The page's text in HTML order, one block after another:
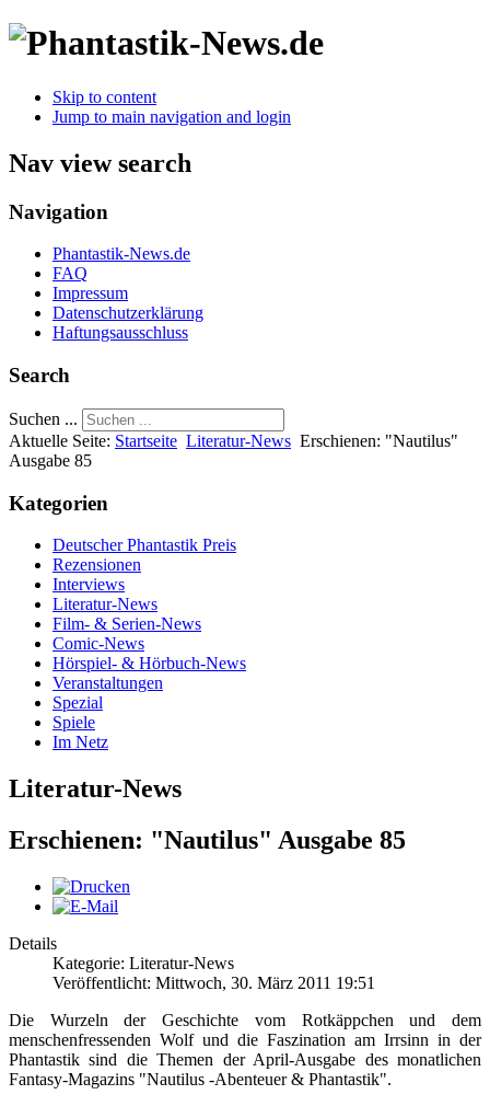
Skip to content
Jump to main navigation and login
Nav view search
Navigation
Phantastik-News.de
FAQ
Impressum
Datenschutzerklärung
Haftungsausschluss
Search
Suchen ...
Aktuelle Seite: Startseite Literatur-News Erschienen: "Nautilus"
Ausgabe 85
Kategorien
Deutscher Phantastik Preis
Rezensionen
Interviews
Literatur-News
Film- & Serien-News
Comic-News
Hörspiel- & Hörbuch-News
Veranstaltungen
Spezial
Spiele
Im Netz
Literatur-News
Erschienen: "Nautilus" Ausgabe 85
Details
Kategorie: Literatur-News
Veröffentlicht: Mittwoch, 30. März 2011 19:51
Die Wurzeln der Geschichte vom Rotkäppchen und dem
menschenfressenden Wolf und die Faszination am Irrsinn in der
Phantastik sind die Themen der April-Ausgabe des monatlichen
Fantasy-Magazins "Nautilus -Abenteuer & Phantastik".